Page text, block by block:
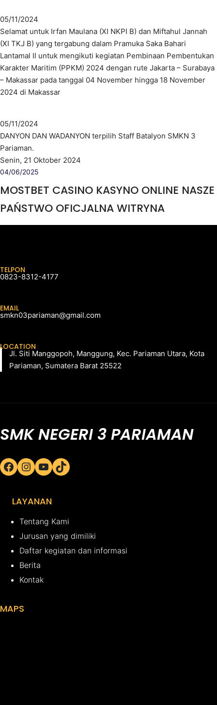
05/11/2024
Selamat untuk Irfan Maulana (XI NKPI B) dan Miftahul Jannah
(XI TKJ B) yang tergabung dalam Pramuka Saka Bahari
Lantamal II untuk mengikuti kegiatan Pembinaan Pembentukan
Karakter Maritim (PPKM) 2024 dengan rute Jakarta – Surabaya
– Makassar pada tanggal 04 November hingga 18 November
2024 di Makassar
05/11/2024
DANYON DAN WADANYON terpilih Staff Batalyon SMKN 3
Pariaman.
Senin, 21 Oktober 2024
04/06/2025
MOSTBET CASINO KASYNO ONLINE NASZE
PAŃSTWO OFICJALNA WITRYNA
TELPON
0823-8312-4177
EMAIL
smkn03pariaman@gmail.com
LOCATION
Jl. Siti Manggopoh, Manggung, Kec. Pariaman Utara, Kota
Pariaman, Sumatera Barat 25522
SMK NEGERI 3 PARIAMAN
Facebook Instagram YouTube TikTok
LAYANAN
Tentang Kami
Jurusan yang dimiliki
Daftar kegiatan dan informasi
Berita
Kontak
MAPS